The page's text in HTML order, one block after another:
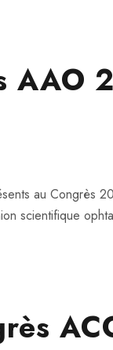
AAO
au Congrès
scientifique